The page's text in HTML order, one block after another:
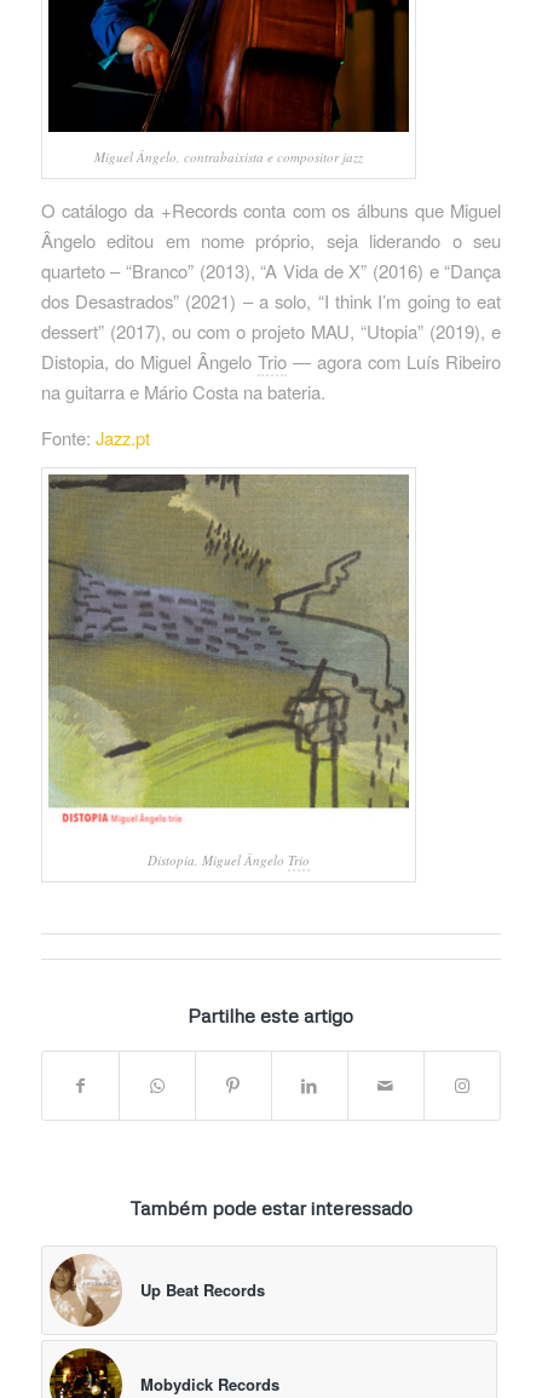
Miguel Ângelo, contrabaixista e compositor jazz
O catálogo da +Records conta com os álbuns que Miguel
Ângelo editou em nome próprio, seja liderando o seu
quarteto – “Branco” (2013), “A Vida de X” (2016) e “Dança
dos Desastrados” (2021) – a solo, “I think I’m going to eat
dessert” (2017), ou com o projeto MAU, “Utopia” (2019), e
Distopia, do Miguel Ângelo Trio— agora com Luís Ribeiro
na guitarra e Mário Costa na bateria.
Fonte: Jazz.pt
Distopia, Miguel Ângelo Trio
Partilhe este artigo
Também pode estar interessado
Up Beat Records
Mobydick Records